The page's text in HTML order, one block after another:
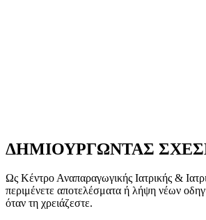
ΔΗΜΙΟΥΡΓΩΝΤΑΣ
Ως Κέντρο Αναπαραγωγικής Ιατρικής &
περιμένετε αποτελέσματα ή λήψη νέων
όταν τη χρειάζεστε.